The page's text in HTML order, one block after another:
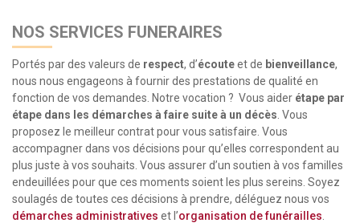
NOS SERVICES FUNERAIRES
Portés par des valeurs de respect, d’écouteet de bienveillance,
nous nous engageons à fournir des prestations de qualité en
fonction de vos demandes. Notre vocation ? Vous aider étape par
étape dans les démarches à faire suite à un décès . Vous
proposez le meilleur contrat pour vous satisfaire. Vous
accompagner dans vos décisions pour qu’elles correspondent au
plus juste à vos souhaits. Vous assurer d’un soutien à vos familles
endeuillées pour que ces moments soient les plus sereins. Soyez
soulagés de toutes ces décisions à prendre, déléguez nous vos
démarches administratives et l’organisation de funérailles